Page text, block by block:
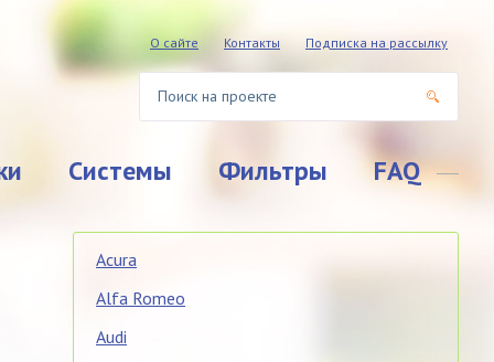
О сайте Контакты Подписка на рассылку
Системы Фильтры FAQ
Acura
Alfa Romeo
Audi